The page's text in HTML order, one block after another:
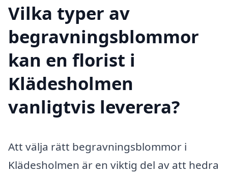
Vilka typer av
begravningsblommor
kan en florist i
Klädesholmen
vanligtvis leverera?
Att välja rätt begravningsblommor i
Klädesholmen är en viktig del av att hedra